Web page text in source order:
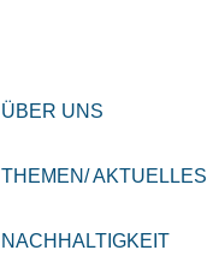
ÜBER UNS
THEMEN/ AKTUELLES
NACHHALTIGKEIT